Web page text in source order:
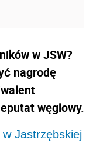
w JSW?
nagrodę
węglowy.
Jastrzębskiej